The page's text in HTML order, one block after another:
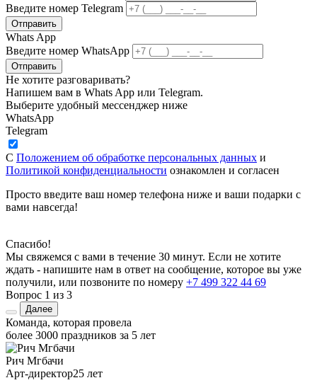
Введите номер Telegram
Отправить
Whats App
Введите номер WhatsApp
Отправить
Не хотите разговаривать?
Напишем вам в Whats App или Telegram.
Выберите удобный мессенджер ниже
WhatsApp
Telegram
С Положением об обработке персональных данных и
Политикой конфиденциальности ознакомлен и согласен
Просто введите ваш номер телефона ниже и ваши подарки с
вами навсегда!
Спасибо!
Мы свяжемся с вами в течение 30 минут. Если не хотите
ждать - напишите нам в ответ на сообщение, которое вы уже
получили, или позвоните по номеру +7 499 322 44 69
Вопрос 1 из 3
Далее
Команда, которая провела
более 3000 праздников за 5 лет
Рич Мгбачи
Арт-директор25 лет